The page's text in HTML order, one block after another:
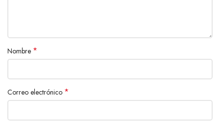
Nombre *
Correo electrónico *